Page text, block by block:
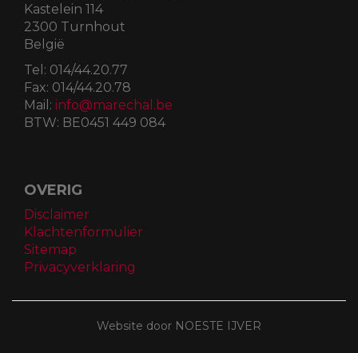
Kastelein 114
2300 Turnhout
België
Tel: 014/44.20.77
Fax: 014/44.20.78
Mail: info@marechal.be
BTW: BE0451 449 084
OVERIG
Disclaimer
Klachtenformulier
Sitemap
Privacyverklaring
Website door NOESTE IJVER